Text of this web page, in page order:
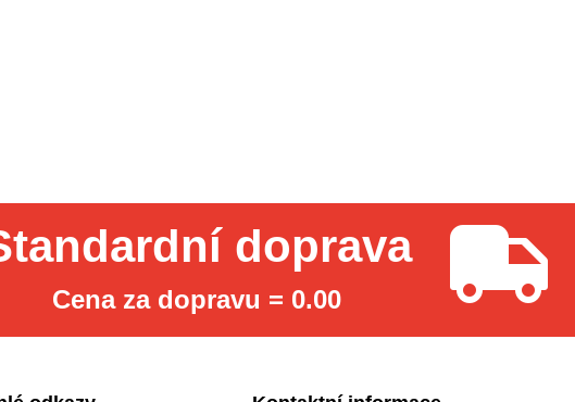
doprava
Cena za dopravu = 0.00